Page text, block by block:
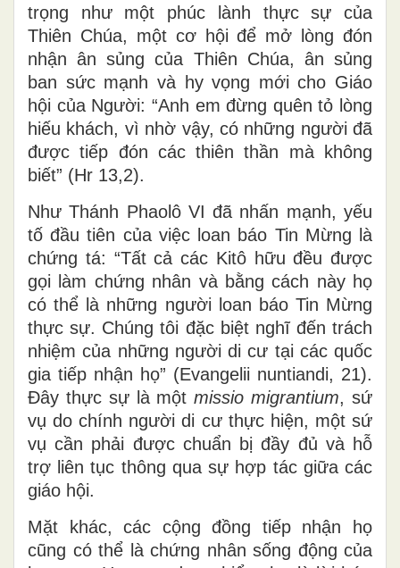
trọng như một phúc lành thực sự của
Thiên Chúa, một cơ hội để mở lòng đón
nhận ân sủng của Thiên Chúa, ân sủng
ban sức mạnh và hy vọng mới cho Giáo
hội của Người: “Anh em đừng quên tỏ lòng
hiếu khách, vì nhờ vậy, có những người đã
được tiếp đón các thiên thần mà không
biết” (Hr 13,2).
Như Thánh Phaolô VI đã nhấn mạnh, yếu
tố đầu tiên của việc loan báo Tin Mừng là
chứng tá: “Tất cả các Kitô hữu đều được
gọi làm chứng nhân và bằng cách này họ
có thể là những người loan báo Tin Mừng
thực sự. Chúng tôi đặc biệt nghĩ đến trách
nhiệm của những người di cư tại các quốc
gia tiếp nhận họ” (Evangelii nuntiandi, 21).
Đây thực sự là mộtmissio migrantium, sứ
vụ do chính người di cư thực hiện, một sứ
vụ cần phải được chuẩn bị đầy đủ và hỗ
trợ liên tục thông qua sự hợp tác giữa các
giáo hội.
Mặt khác, các cộng đồng tiếp nhận họ
cũng có thể là chứng nhân sống động của